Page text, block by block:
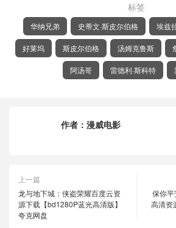
标签
华纳兄弟 史蒂文·斯皮尔伯格 埃兹
好莱坞 斯皮尔伯格 汤姆克鲁斯
阿汤哥 雷德利·斯科特
作者： 漫威电影
上一篇
龙与地下城：侠盗荣耀百度云资
源下载【bd1280P蓝光高清版】
夸克网盘
保你
高清资